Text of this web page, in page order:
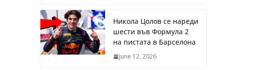
Никола Цолов се нареди
шести във Формула 2
на пистата в Барселона
June 12, 2026